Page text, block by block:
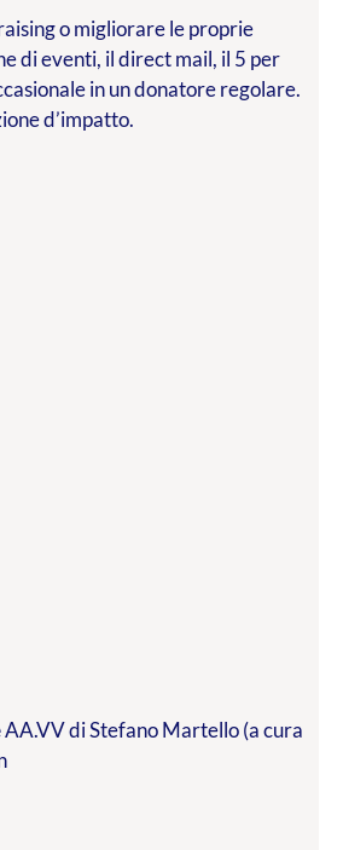
o migliorare le proprie
di eventi, il direct mail, il 5 per
in un donatore regolare.
d’impatto.
AA.VV di Stefano Martello (a cura